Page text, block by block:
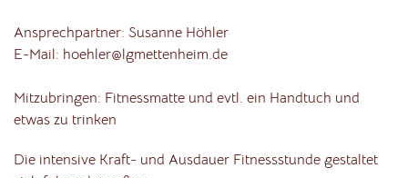
Ansprechpartner: Susanne Höhler
E-Mail: hoehler@lgmettenheim.de
Mitzubringen: Fitnessmatte und evtl. ein Handtuch und
etwas zu trinken
Die intensive Kraft- und Ausdauer Fitnessstunde gestaltet